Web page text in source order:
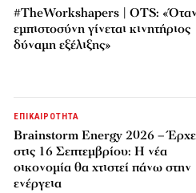
#TheWorkshapers | OTS:
εμπιστοσύνη γίνεται κινητήριος
δύναμη εξέλιξης»
ΕΠΙΚΑΙΡΟΤΗΤΑ
Brainstorm Energy 2026 –
στις 16 Σεπτεμβρίου: Η νέα
οικονομία θα χτιστεί πάνω στην
ενέργεια